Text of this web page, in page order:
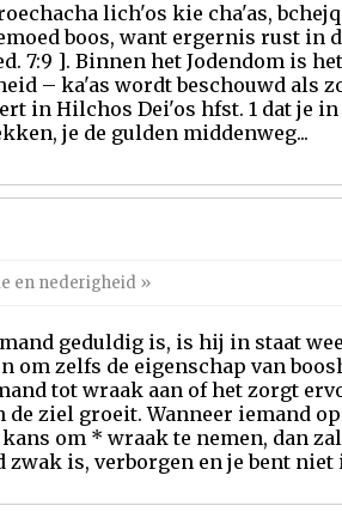
lich'os kie cha'as,
boos, want ergernis rust in
7:9 ]. Binnen het Jodendom is
– ka'as wordt beschouwd als
in Hilchos Dei'os hfst. 1 dat je
je de gulden middenweg...
en nederigheid »
geduldig is, is hij in staat
om zelfs de eigenschap van
tot wraak aan of het zorgt
de ziel groeit. Wanneer iemand
om * wraak te nemen, dan
zwak is, verborgen en je bent niet